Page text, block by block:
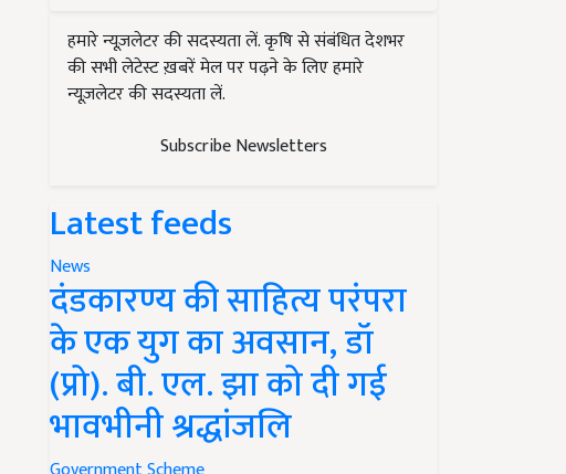
हमारे न्यूज़लेटर की सदस्यता लें. कृषि से संबंधित देशभर
की सभी लेटेस्ट ख़बरें मेल पर पढ़ने के लिए हमारे
न्यूज़लेटर की सदस्यता लें.
Subscribe Newsletters
Latest feeds
News
दंडकारण्य की साहित्य परंपरा
के एक युग का अवसान, डॉ
(प्रो). बी. एल. झा को दी गई
भावभीनी श्रद्धांजलि